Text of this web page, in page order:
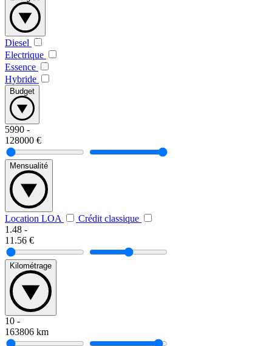
Diesel
Electrique
Essence
Hybride
Budget
5990 -
128000 €
Mensualité
Location LOA
Crédit classique
1.48 -
11.56 €
Kilométrage
10 -
163806 km